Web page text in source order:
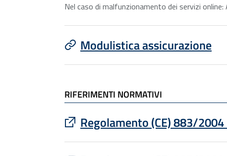
Nel caso di malfunzionamento dei servizi
Modulistica assicurazione
RIFERIMENTI NORMATIVI
Regolamento (CE) 883/
: apre un sito esterno in una